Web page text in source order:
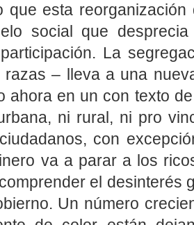
que esta
social que
La
razas – lleva a una
ahora en un con texto
ni rural, ni pro
con
va a parar a los
el desinterés
Un número